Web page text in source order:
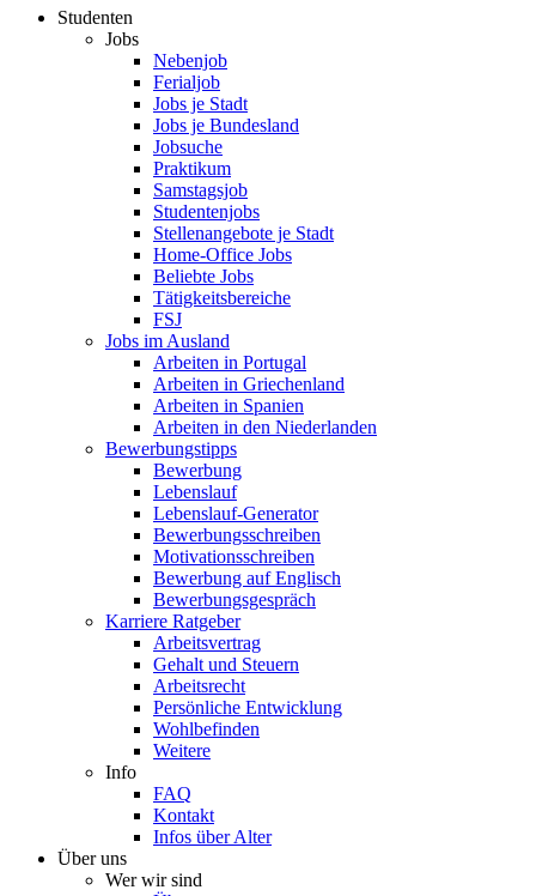
Studenten
Jobs
Nebenjob
Ferialjob
Jobs je Stadt
Jobs je Bundesland
Jobsuche
Praktikum
Samstagsjob
Studentenjobs
Stellenangebote je Stadt
Home-Office Jobs
Beliebte Jobs
Tätigkeitsbereiche
FSJ
Jobs im Ausland
Arbeiten in Portugal
Arbeiten in Griechenland
Arbeiten in Spanien
Arbeiten in den Niederlanden
Bewerbungstipps
Bewerbung
Lebenslauf
Lebenslauf-Generator
Bewerbungsschreiben
Motivationsschreiben
Bewerbung auf Englisch
Bewerbungsgespräch
Karriere Ratgeber
Arbeitsvertrag
Gehalt und Steuern
Arbeitsrecht
Persönliche Entwicklung
Wohlbefinden
Weitere
Info
FAQ
Kontakt
Infos über Alter
Über uns
Wer wir sind